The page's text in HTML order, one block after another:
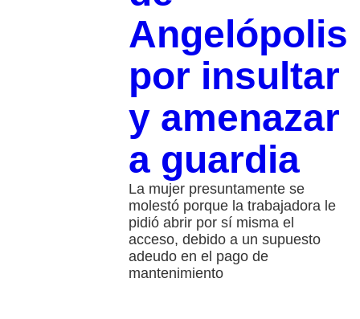
Angelópolis
por insultar
y amenazar
a guardia
La mujer presuntamente se
molestó porque la trabajadora le
pidió abrir por sí misma el
acceso, debido a un supuesto
adeudo en el pago de
mantenimiento